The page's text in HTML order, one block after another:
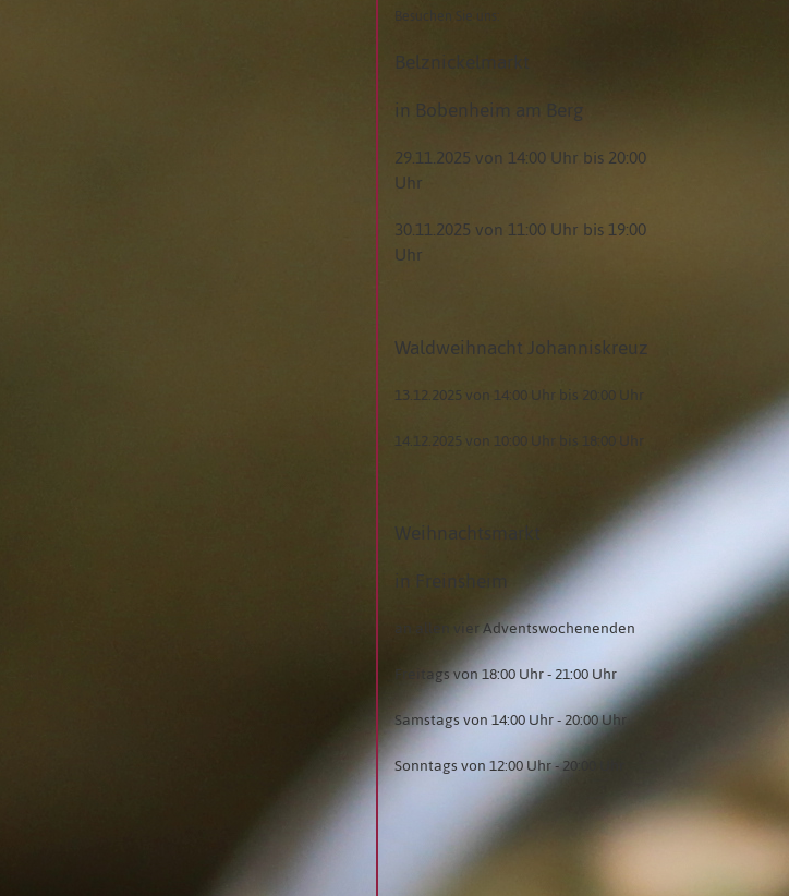
Belznickelmarkt
in Bobenheim am Berg
29.11.2025 von 14:00 Uhr bis 20:00
Uhr
30.11.2025 von 11:00 Uhr bis 19:00
Uhr
Waldweihnacht Johanniskreuz
13.12.2025 von 14:00 Uhr bis 20:00 Uhr
14.12.2025 von 10:00 Uhr bis 18:00 Uhr
Weihnachtsmarkt
in Freinsheim
an allen vier Adventswochenenden
Freitags von 18:00 Uhr - 21:00 Uhr
Samstags von 14:00 Uhr - 20:00 Uhr
Sonntags von 12:00 Uhr - 20:00 Uhr